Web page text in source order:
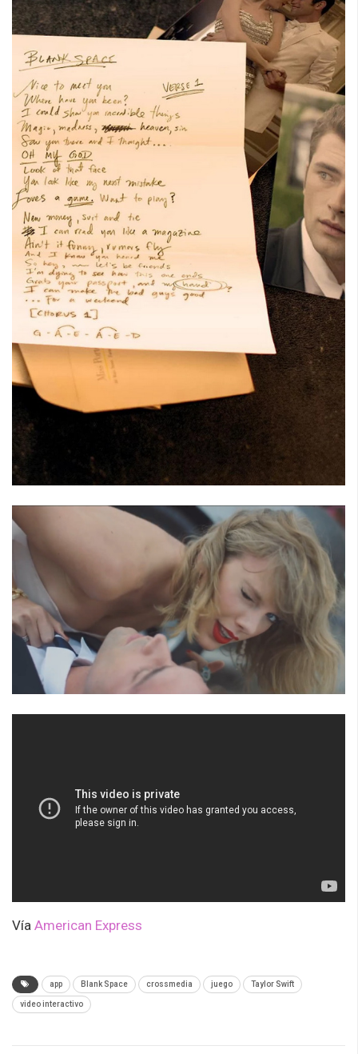
Vía American Express
app Blank Space crossmedia juego Taylor Swift
video interactivo